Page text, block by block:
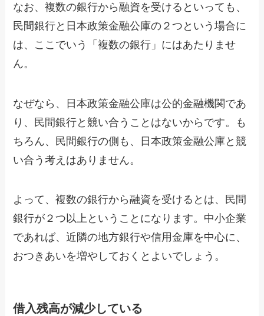
なお、複数の銀行から融資を受けるといっても、
民間銀行と日本政策金融公庫の２つという場合に
は、ここでいう「複数の銀行」にはあたりませ
ん。
なぜなら、日本政策金融公庫は公的金融機関であ
り、民間銀行と競い合うことはないからです。も
ちろん、民間銀行の側も、日本政策金融公庫と競
い合う考えはありません。
よって、複数の銀行から融資を受けるとは、民間
銀行が２つ以上ということになります。中小企業
であれば、近隣の地方銀行や信用金庫を中心に、
おつきあいを増やしておくとよいでしょう。
借入残高が減少している